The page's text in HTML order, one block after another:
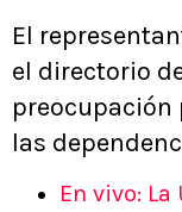
El
el directorio
preocupación
las
En vivo: